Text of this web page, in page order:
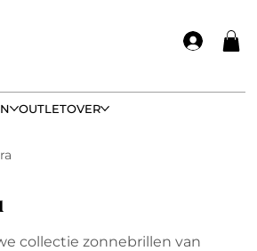
OUTLETOVER
collectie zonnebrillen van